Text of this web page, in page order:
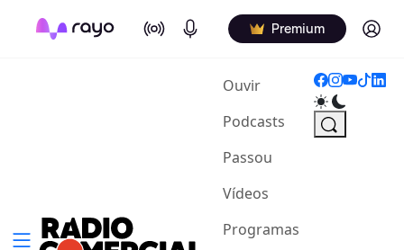
On Air Podcasts Premium Log in
Ouvir(current)
Podcasts
Passou
Vídeos
Programas